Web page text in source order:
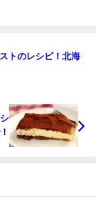
トのレシピ！北海